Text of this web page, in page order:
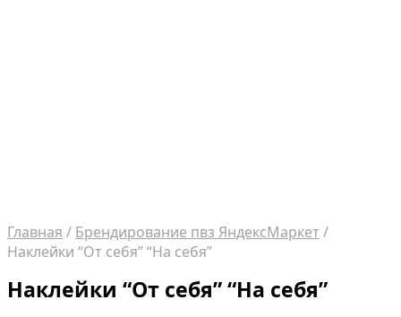
Главная / Брендирование пвз ЯндексМаркет/
Наклейки “От себя” “На себя”
Наклейки “От себя” “На себя”